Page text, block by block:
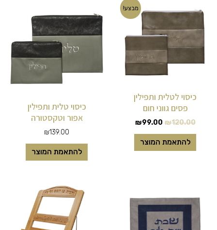
מבצע!
כיסוי לטלית ותפילין
פסים גווני חום
₪120.00
המקורי
₪120.00.
₪99.00
המחיר
הנוכחי
להתאמת המוצר
כיסוי טלית ותפילין
אפור וטקסטורה
₪139.00
להתאמת המוצר